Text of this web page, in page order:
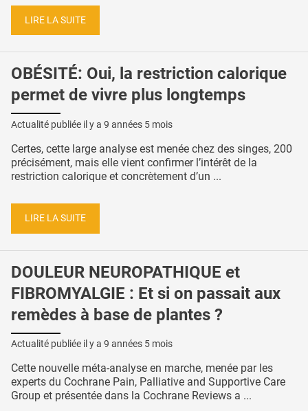
LIRE LA SUITE
OBÉSITÉ: Oui, la restriction calorique
permet de vivre plus longtemps
Actualité publiée il y a 9 années 5 mois
Certes, cette large analyse est menée chez des singes, 200
précisément, mais elle vient confirmer l’intérêt de la
restriction calorique et concrètement d’un ...
LIRE LA SUITE
DOULEUR NEUROPATHIQUE et
FIBROMYALGIE : Et si on passait aux
remèdes à base de plantes ?
Actualité publiée il y a 9 années 5 mois
Cette nouvelle méta-analyse en marche, menée par les
experts du Cochrane Pain, Palliative and Supportive Care
Group et présentée dans la Cochrane Reviews a ...